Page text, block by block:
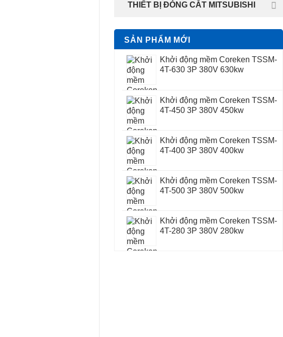
THIẾT BỊ ĐÓNG CẮT MITSUBISHI
SẢN PHẨM MỚI
Khởi động mềm Coreken TSSM-
4T-630 3P 380V 630kw
Khởi động mềm Coreken TSSM-
4T-450 3P 380V 450kw
Khởi động mềm Coreken TSSM-
4T-400 3P 380V 400kw
Khởi động mềm Coreken TSSM-
4T-500 3P 380V 500kw
Khởi động mềm Coreken TSSM-
4T-280 3P 380V 280kw